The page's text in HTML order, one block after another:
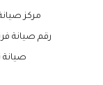
مركز
رقم صيانة
صيانة